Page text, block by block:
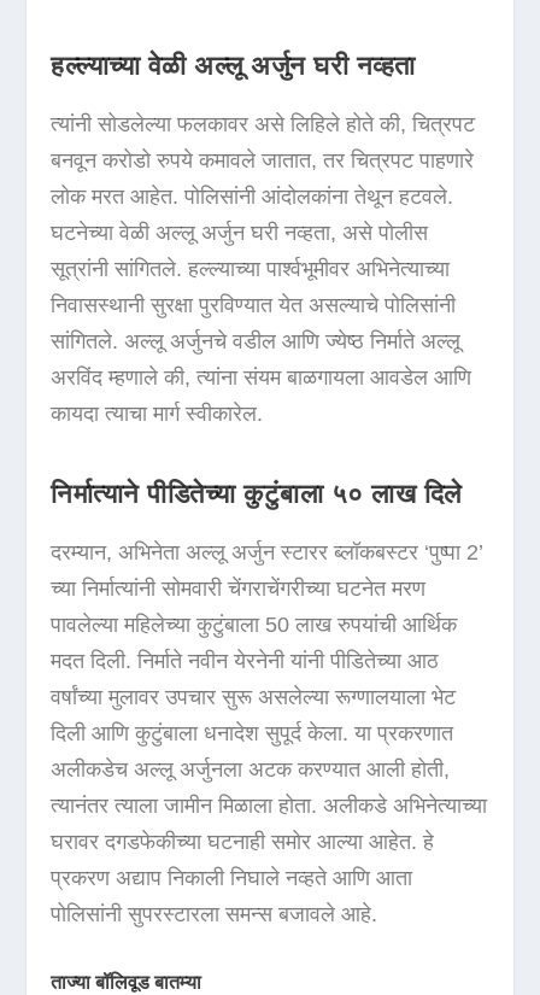
हल्ल्याच्या वेळी अल्लू अर्जुन घरी नव्हता
त्यांनी सोडलेल्या फलकावर असे लिहिले होते की, चित्रपट
बनवून करोडो रुपये कमावले जातात, तर चित्रपट पाहणारे
लोक मरत आहेत. पोलिसांनी आंदोलकांना तेथून हटवले.
घटनेच्या वेळी अल्लू अर्जुन घरी नव्हता, असे पोलीस
सूत्रांनी सांगितले. हल्ल्याच्या पार्श्वभूमीवर अभिनेत्याच्या
निवासस्थानी सुरक्षा पुरविण्यात येत असल्याचे पोलिसांनी
सांगितले. अल्लू अर्जुनचे वडील आणि ज्येष्ठ निर्माते अल्लू
अरविंद म्हणाले की, त्यांना संयम बाळगायला आवडेल आणि
कायदा त्याचा मार्ग स्वीकारेल.
निर्मात्याने पीडितेच्या कुटुंबाला ५० लाख दिले
दरम्यान, अभिनेता अल्लू अर्जुन स्टारर ब्लॉकबस्टर ‘पुष्पा 2’
च्या निर्मात्यांनी सोमवारी चेंगराचेंगरीच्या घटनेत मरण
पावलेल्या महिलेच्या कुटुंबाला 50 लाख रुपयांची आर्थिक
मदत दिली. निर्माते नवीन येरनेनी यांनी पीडितेच्या आठ
वर्षांच्या मुलावर उपचार सुरू असलेल्या रूग्णालयाला भेट
दिली आणि कुटुंबाला धनादेश सुपूर्द केला. या प्रकरणात
अलीकडेच अल्लू अर्जुनला अटक करण्यात आली होती,
त्यानंतर त्याला जामीन मिळाला होता. अलीकडे अभिनेत्याच्या
घरावर दगडफेकीच्या घटनाही समोर आल्या आहेत. हे
प्रकरण अद्याप निकाली निघाले नव्हते आणि आता
पोलिसांनी सुपरस्टारला समन्स बजावले आहे.
ताज्या बॉलिवूड बातम्या